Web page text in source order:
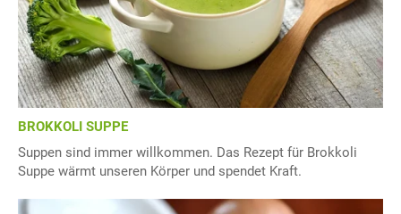
BROKKOLI SUPPE
Suppen sind immer willkommen. Das Rezept für Brokkoli
Suppe wärmt unseren Körper und spendet Kraft.